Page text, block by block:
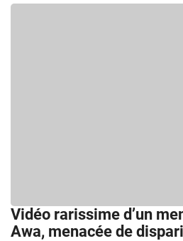
Vidéo rarissime d’un
Awa, menacée de